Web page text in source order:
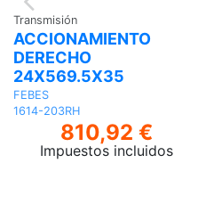
Transmisión
ACCIONAMIENTO
DERECHO
24X569.5X35
FEBES
1614-203RH
810,92 €
Impuestos incluidos